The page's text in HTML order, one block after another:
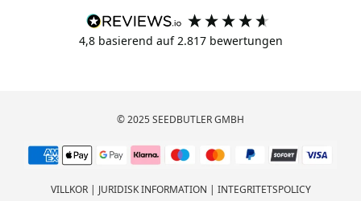
4,8 basierend auf 2.817bewertungen
© 2025 SEEDBUTLER GMBH
VILLKOR| JURIDISK INFORMATION | INTEGRITETSPOLICY